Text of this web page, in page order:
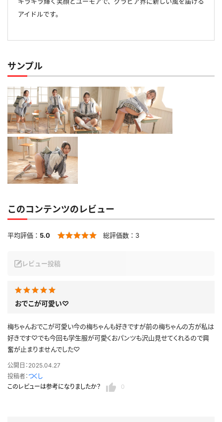
アイドルです。
サンプル
このコンテンツのレビュー
平均評価： 5.0 総評価数： 3
レビュー投稿
おでこが可愛い♡
梅ちゃんおでこが可愛い今の梅ちゃんも好きですが前の梅ちゃんの方が私は
好きです♡でも今回も学生服が可愛くおパンツも沢山見せてくれるので興
奮が止まりませんでした♡
公開日：2025.04.27
投稿者： つくし
このレビューは参考になりましたか？
0